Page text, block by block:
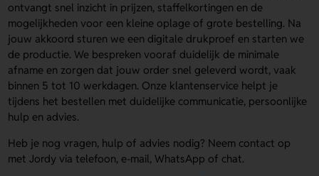
ontvangt snel inzicht in prijzen, staffelkortingen en de
mogelijkheden voor een kleine oplage of grote bestelling. Na
jouw akkoord sturen we een digitale drukproef en starten we
de productie. We bespreken vooraf duidelijk de minimale
afname en zorgen dat jouw order snel geleverd wordt, vaak
binnen 5 tot 10 werkdagen. Onze klantenservice helpt je
tijdens het bestellen met duidelijke communicatie, persoonlijke
hulp en advies.
Heb je nog vragen, hulp of advies nodig? Neem contact op
met Jordy via telefoon, e-mail, WhatsApp of chat.